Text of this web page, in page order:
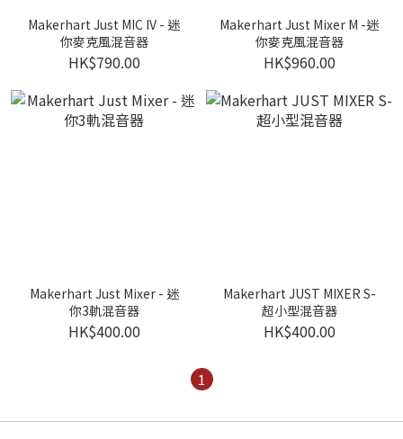
Makerhart Just MIC IV - 迷
你麥克風混音器
HK$790.00
Makerhart Just Mixer M -迷
你麥克風混音器
HK$960.00
Makerhart Just Mixer - 迷
你3軌混音器
HK$400.00
Makerhart JUST MIXER S-
超小型混音器
HK$400.00
1